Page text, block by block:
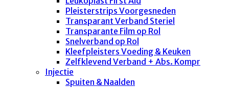
Pleisterstrips Voorgesneden
Transparant Verband Steriel
Transparante Film op Rol
Snelverband op Rol
Kleefpleisters Voeding & Keuken
Zelfklevend Verband + Abs. Kompr
Injectie
Spuiten & Naalden